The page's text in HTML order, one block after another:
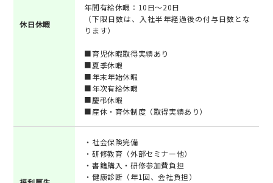
休日休暇
年間有給休暇：10日～20日
（下限日数は、入社半年経過後の付与日数とな
ります）
■育児休暇取得実績あり
■夏季休暇
■年末年始休暇
■年次有給休暇
■慶弔休暇
■産休・育休制度（取得実績あり）
・社会保険完備
・研修教育（外部セミナー他）
・書籍購入・研修参加費負担
・健康診断（年1回、会社負担）